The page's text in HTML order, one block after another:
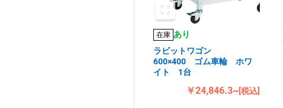
在庫 あり
ラビットワゴン
600×400 ゴム車輪 ホワ
イト 1台
￥24,846.3~[税込]